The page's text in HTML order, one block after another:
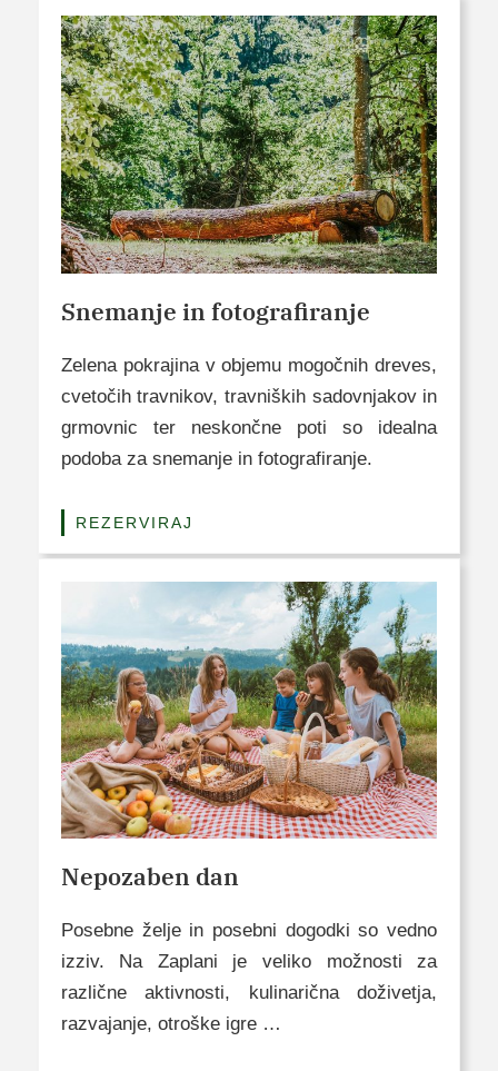
Snemanje in fotografiranje
Zelena pokrajina v objemu mogočnih dreves,
cvetočih travnikov, travniških sadovnjakov in
grmovnic ter neskončne poti so idealna
podoba za snemanje in fotografiranje.
REZERVIRAJ
Nepozaben dan
Posebne želje in posebni dogodki so vedno
izziv. Na Zaplani je veliko možnosti za
različne aktivnosti, kulinarična doživetja,
razvajanje, otroške igre …